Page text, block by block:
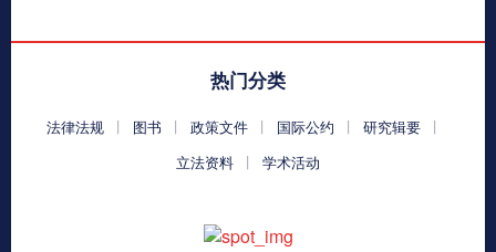
热门分类
法律法规 图书 政策文件 国际公约 研究辑要
立法资料 学术活动